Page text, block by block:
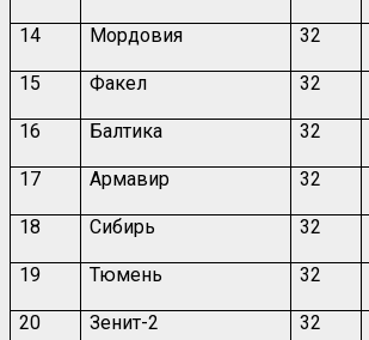
14 Мордовия 32
15 Факел 32
16 Балтика 32
17 Армавир 32
18 Сибирь 32
19 Тюмень 32
20 Зенит-2 32